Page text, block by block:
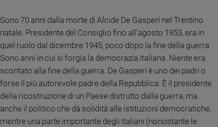
giorno
e
valori
Ambiente
e
Creato
Volontariato
Diritti
Sono 70 anni dalla morte di Alcide De Gasperi nel Trentino
natale. Presidente del Consiglio fino all’agosto 1953, era in
quel ruolo dal dicembre 1945, poco dopo la fine della guerra.
Sono anni in cui si forgia la democrazia italiana. Niente era
scontato alla fine della guerra. De Gasperi è uno dei padri o
forse il più autorevole padre della Repubblica. È il presidente
della ricostruzione di un Paese distrutto dalla guerra, ma
anche il politico che dà solidità alle istituzioni democratiche,
mentre una parte importante degli italiani (nonostante le